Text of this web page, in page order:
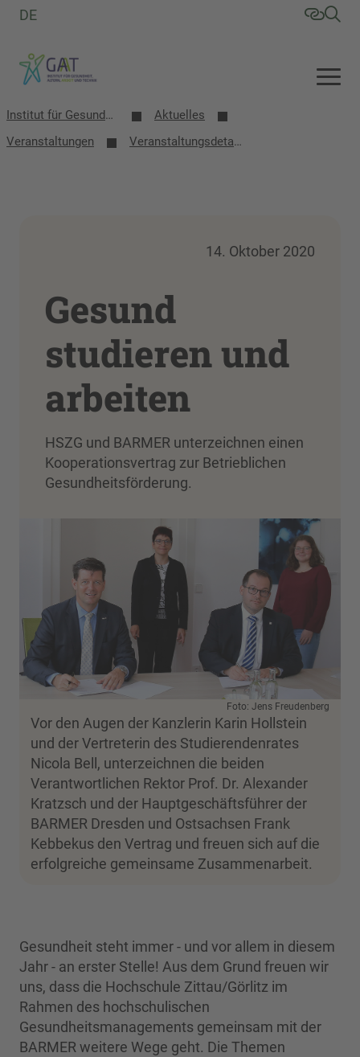
DE
Institut für Gesundheit, Altern, Arbeit und Technik (GAT)
Aktuelles
Veranstaltungen
Veranstaltungsdetails
14. Oktober 2020
Gesund
studieren und
arbeiten
HSZG und BARMER unterzeichnen einen
Kooperationsvertrag zur Betrieblichen
Gesundheitsförderung.
Foto: Jens Freudenberg
Vor den Augen der Kanzlerin Karin Hollstein
und der Vertreterin des Studierendenrates
Nicola Bell, unterzeichnen die beiden
Verantwortlichen Rektor Prof. Dr. Alexander
Kratzsch und der Hauptgeschäftsführer der
BARMER Dresden und Ostsachsen Frank
Kebbekus den Vertrag und freuen sich auf die
erfolgreiche gemeinsame Zusammenarbeit.
Gesundheit steht immer - und vor allem in diesem
Jahr - an erster Stelle! Aus dem Grund freuen wir
uns, dass die Hochschule Zittau/Görlitz im
Rahmen des hochschulischen
Gesundheitsmanagements gemeinsam mit der
BARMER weitere Wege geht. Die Themen